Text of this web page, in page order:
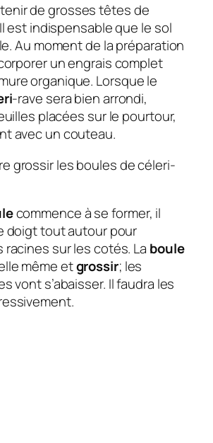
de grosses têtes de
est indispensable que le sol
Au moment de la préparation
un engrais complet
organique. Lorsque le
-rave sera bien arrondi,
placées sur le pourtour,
avec un couteau.
grossir les boules de céleri-
commence à se former, il
doigt tout autour pour
racines sur les cotés. La boule
même etgrossir; les
vont s’abaisser. Il faudra les